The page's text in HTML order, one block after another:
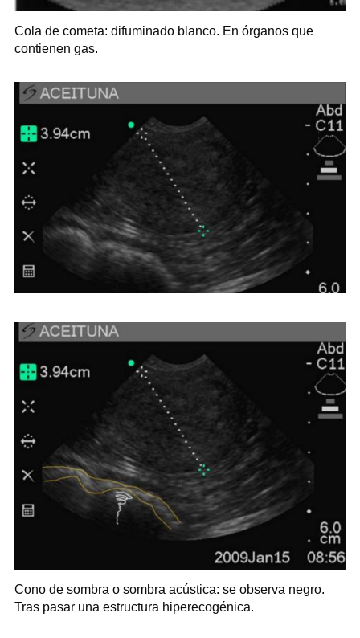
Cola de cometa: difuminado blanco. En órganos que
contienen gas.
Cono de sombra o sombra acústica: se observa negro.
Tras pasar una estructura hiperecogénica.